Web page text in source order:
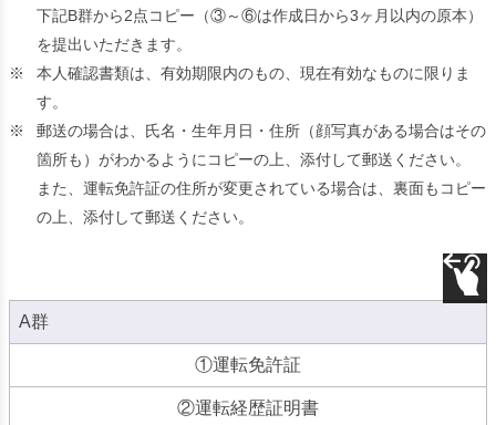
下記B群から2点コピー（③～⑥は作成日から3ヶ月以内の原本）
を提出いただきます。
※
本人確認書類は、有効期限内のもの、現在有効なものに限りま
す。
※
郵送の場合は、氏名・生年月日・住所（顔写真がある場合はその
箇所も）がわかるようにコピーの上、添付して郵送ください。
また、運転免許証の住所が変更されている場合は、裏面もコピー
の上、添付して郵送ください。
A群
①運転免許証
②運転経歴証明書